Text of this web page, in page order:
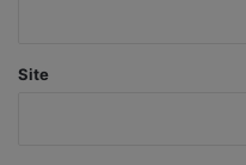
Site